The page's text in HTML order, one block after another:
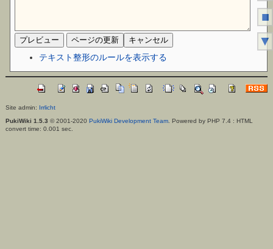
テキスト整形のルールを表示する
Site admin: Irrlicht
PukiWiki 1.5.3 © 2001-2020 PukiWiki Development Team. Powered by PHP 7.4 : HTML
convert time: 0.001 sec.
■
▼